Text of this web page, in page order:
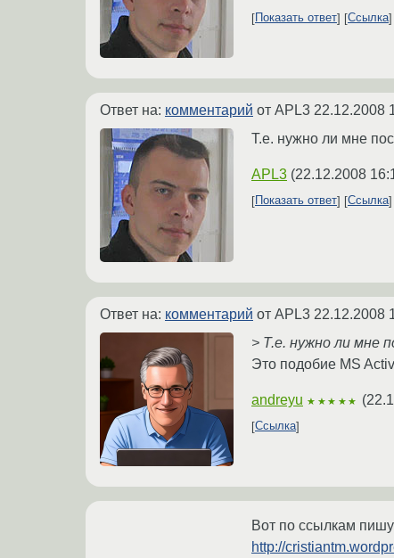
Показать ответ
Ссылка
Ответ на: комментарий от APL3 22.12.2008
Т.е. нужно ли мне
APL3 (22.12.2008
Показать ответ
Ссылка
Ответ на: комментарий от APL3 22.12.2008
> Т.е. нужно ли мне
Это подобие MS
andreyu ★★★★★ (
Ссылка
Вот по ссылкам
http://